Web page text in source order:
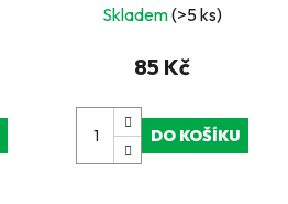
Skladem(>5 ks)
85 Kč
DO KOŠÍKU